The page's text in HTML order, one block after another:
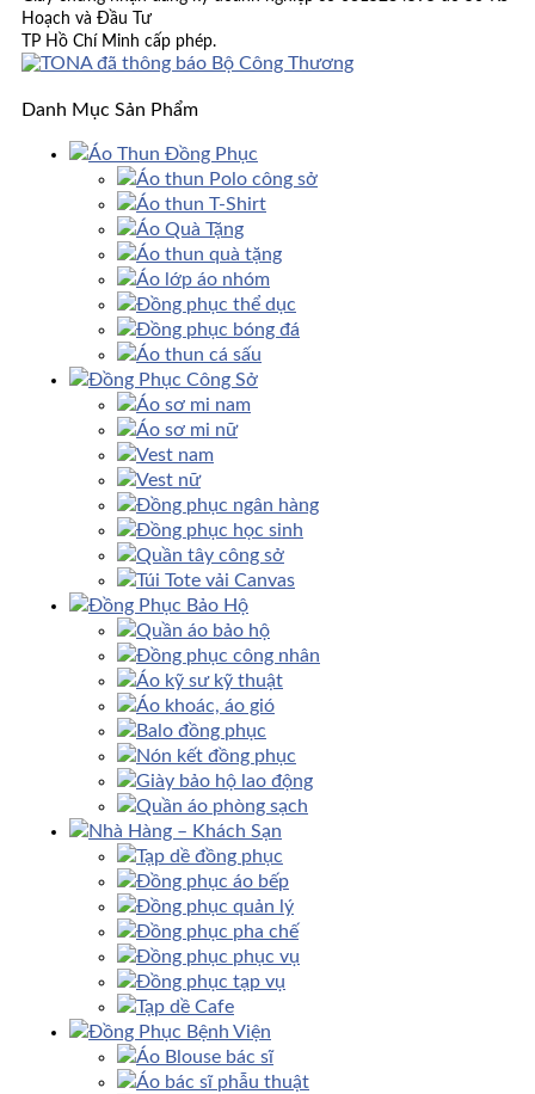
Hoạch và Đầu Tư
TP Hồ Chí Minh cấp phép.
Danh Mục Sản Phẩm
Áo Thun Đồng Phục
Áo thun Polo công sở
Áo thun T-Shirt
Áo Quà Tặng
Áo thun quà tặng
Áo lớp áo nhóm
Đồng phục thể dục
Đồng phục bóng đá
Áo thun cá sấu
Đồng Phục Công Sở
Áo sơ mi nam
Áo sơ mi nữ
Vest nam
Vest nữ
Đồng phục ngân hàng
Đồng phục học sinh
Quần tây công sở
Túi Tote vải Canvas
Đồng Phục Bảo Hộ
Quần áo bảo hộ
Đồng phục công nhân
Áo kỹ sư kỹ thuật
Áo khoác, áo gió
Balo đồng phục
Nón kết đồng phục
Giày bảo hộ lao động
Quần áo phòng sạch
Nhà Hàng – Khách Sạn
Tạp dề đồng phục
Đồng phục áo bếp
Đồng phục quản lý
Đồng phục pha chế
Đồng phục phục vụ
Đồng phục tạp vụ
Tạp dề Cafe
Đồng Phục Bệnh Viện
Áo Blouse bác sĩ
Áo bác sĩ phẫu thuật